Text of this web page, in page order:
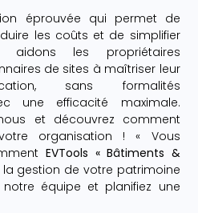
éprouvée qui permet de
les coûts et de simplifier
aidons les propriétaires
de sites à maîtriser leur
sans formalités
une efficacité maximale.
et découvrez comment
organisation ! « Vous
EVTools « Bâtiments &
gestion de votre patrimoine
équipe et planifiez une